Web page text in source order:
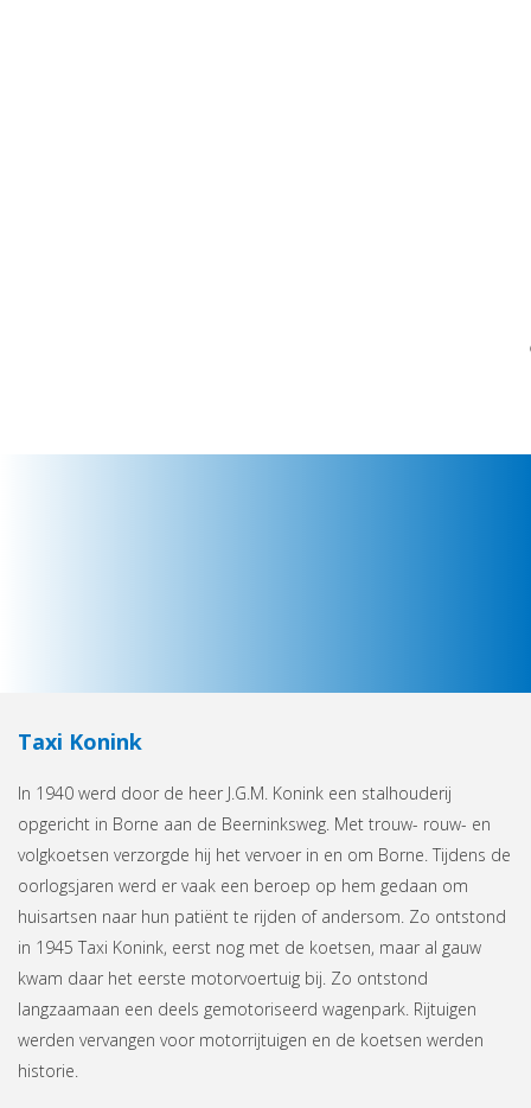
Taxi Konink
In 1940 werd door de heer J.G.M. Konink een stalhouderij
opgericht in Borne aan de Beerninksweg. Met trouw- rouw- en
volgkoetsen verzorgde hij het vervoer in en om Borne. Tijdens de
oorlogsjaren werd er vaak een beroep op hem gedaan om
huisartsen naar hun patiënt te rijden of andersom. Zo ontstond
in 1945 Taxi Konink, eerst nog met de koetsen, maar al gauw
kwam daar het eerste motorvoertuig bij. Zo ontstond
langzaamaan een deels gemotoriseerd wagenpark. Rijtuigen
werden vervangen voor motorrijtuigen en de koetsen werden
historie.